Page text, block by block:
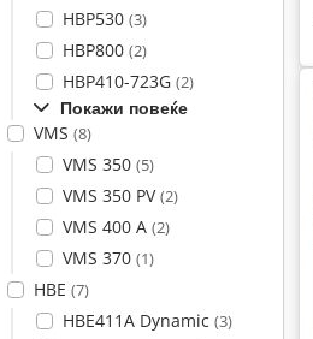
HBP530 (3)
HBP800 (2)
HBP410-723G (2)
Покажи повеќе
VMS (8)
VMS 350 (5)
VMS 350 PV(2)
VMS 400 A (2)
VMS 370 (1)
HBE (7)
HBE411A Dynamic (3)